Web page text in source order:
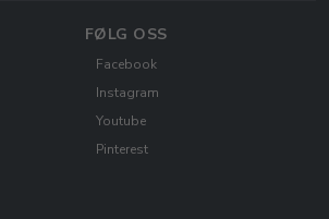
FØLG OSS
Facebook
Instagram
Youtube
Pinterest